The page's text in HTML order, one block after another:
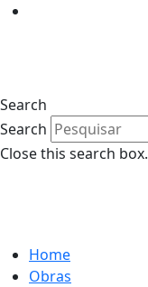
Search
Search
Close this search box.
Home
Obras